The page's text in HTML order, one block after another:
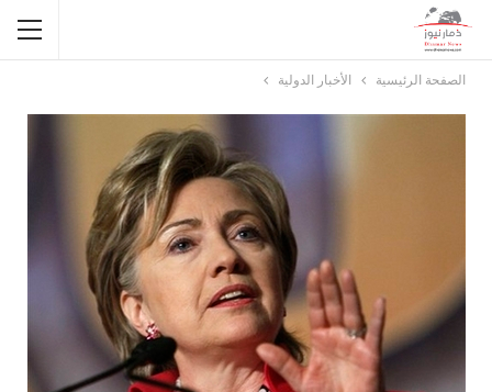
الصفحة الرئيسية الأخبار الدولية